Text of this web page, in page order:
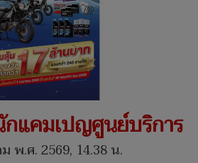
กแคมเปญศูนย์บริการ
พ.ศ. 2569, 14.38 น.